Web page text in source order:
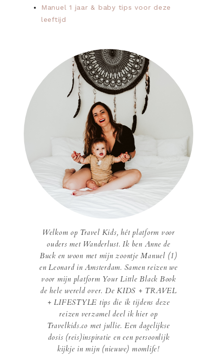
Manuel 1 jaar & baby tips voor deze
leeftijd
Welkom op Travel Kids, hét platform voor
ouders met Wanderlust. Ik ben Anne de
Buck en woon met mijn zoontje Manuel (1)
en Leonard in Amsterdam. Samen reizen we
voor mijn platform Your Little Black Book
de hele wereld over. De KIDS + TRAVEL
+ LIFESTYLE tips die ik tijdens deze
reizen verzamel deel ik hier op
Travelkids.co met jullie. Een dagelijkse
dosis (reis)inspiratie en een persoonlijk
kijkje in mijn (nieuwe) momlife!